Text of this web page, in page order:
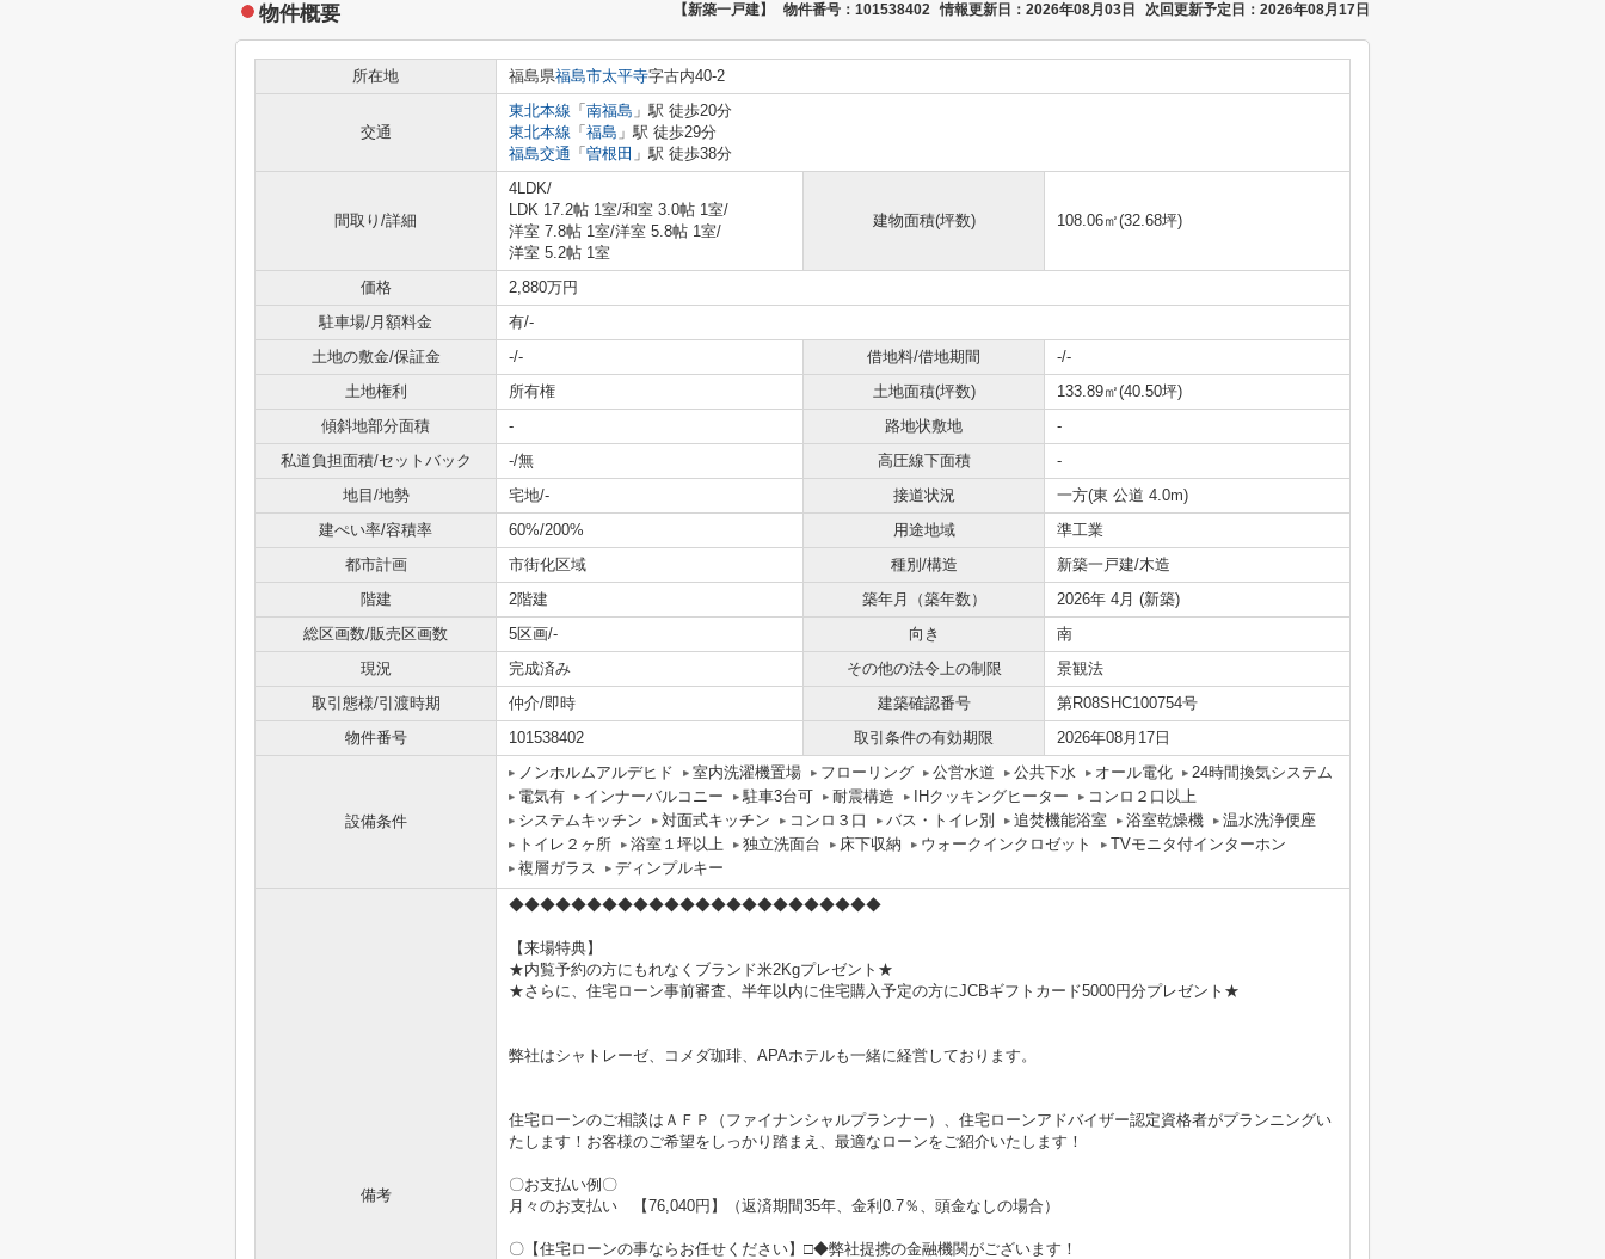
物件概要 【新築一戸建】 物件番号：101538402 情報更新日：2026年08月03日 次回更新予定日：2026年08月17日
所在地 福島県福島市太平寺字古内40-2
交通
東北本線 「 南福島 」駅 徒歩20分
東北本線 「 福島 」駅 徒歩29分
福島交通 「 曽根田 」駅 徒歩38分
間取り/詳細
4LDK/
LDK 17.2帖 1室/和室 3.0帖 1室/
洋室 7.8帖 1室/洋室 5.8帖 1室/
洋室 5.2帖 1室
建物面積(坪数) 108.06㎡(32.68坪)
価格
2,880万円
駐車場/月額料金
有/-
土地の敷金/保証金
-/- 借地料/借地期間
-/-
土地権利
所有権 土地面積(坪数)
133.89㎡(40.50坪)
傾斜地部分面積
- 路地状敷地
-
私道負担面積/セットバック
-/無 高圧線下面積
-
地目/地勢
宅地/- 接道状況
一方(東 公道 4.0m)
建ぺい率/容積率
60%/200% 用途地域
準工業
都市計画
市街化区域 種別/構造
新築一戸建/木造
階建
2階建 築年月（築年数）
2026年 4月 (新築)
総区画数/販売区画数
5区画/- 向き
南
現況
完成済み その他の法令上の制限
景観法
取引態様/引渡時期
仲介/即時 建築確認番号
第R08SHC100754号
物件番号
101538402 取引条件の有効期限 2026年08月17日
設備条件
ノンホルムアルデヒド 室内洗濯機置場 フローリング 公営水道 公共下水 オール電化
24時間換気システム
電気有
インナーバルコニー 駐車3台可 耐震構造 IHクッキングヒーター
コンロ２口以上
システムキッチン
対面式キッチン コンロ３口 バス・トイレ別 追焚機能浴室 浴室乾燥機
温水洗浄便座
トイレ２ヶ所
浴室１坪以上 独立洗面台 床下収納 ウォークインクロゼット
TVモニタ付インターホン
複層ガラス
ディンプルキー
備考
◆◆◆◆◆◆◆◆◆◆◆◆◆◆◆◆◆◆◆◆◆◆◆◆
【来場特典】
★内覧予約の方にもれなくブランド米2Kgプレゼント★
★さらに、住宅ローン事前審査、半年以内に住宅購入予定の方にJCBギフトカード5000円分プレゼント★
弊社はシャトレーゼ、コメダ珈琲、APAホテルも一緒に経営しております。
住宅ローンのご相談はＡＦＰ（ファイナンシャルプランナー）、住宅ローンアドバイザー認定資格者がプランニングい
たします！お客様のご希望をしっかり踏まえ、最適なローンをご紹介いたします！
〇お支払い例〇
月々のお支払い 【76,040円】（返済期間35年、金利0.7％、頭金なしの場合）
〇【住宅ローンの事ならお任せください】□◆弊社提携の金融機関がございます！